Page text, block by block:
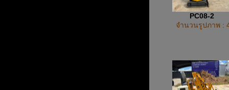
PC08-2
จำนวนรูปภาพ :